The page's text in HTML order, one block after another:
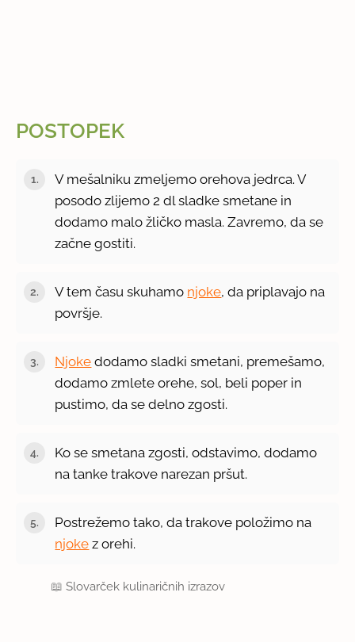
POSTOPEK
V mešalniku zmeljemo orehova jedrca. V
posodo zlijemo 2 dl sladke smetane in
dodamo malo žličko masla. Zavremo, da se
začne gostiti.
V tem času skuhamo njoke, da priplavajo na
površje.
Njoke dodamo sladki smetani, premešamo,
dodamo zmlete orehe, sol, beli poper in
pustimo, da se delno zgosti.
Ko se smetana zgosti, odstavimo, dodamo
na tanke trakove narezan pršut.
Postrežemo tako, da trakove položimo na
njoke z orehi.
📖Slovarček kulinaričnih izrazov